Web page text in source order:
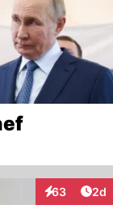
63
Interaktionen
2d